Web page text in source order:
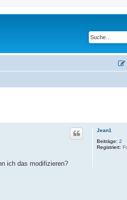
Jean1
Beiträge: 2
Registriert:
ich das modifizieren?